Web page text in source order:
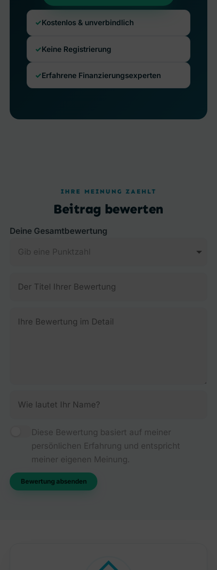
Kostenlos & unverbindlich
Keine Registrierung
Erfahrene Finanzierungsexperten
IHRE MEINUNG ZAEHLT
Beitrag bewerten
Deine Gesamtbewertung
Diese Bewertung basiert auf meiner
persönlichen Erfahrung und entspricht
meiner eigenen Meinung.
Bewertung absenden